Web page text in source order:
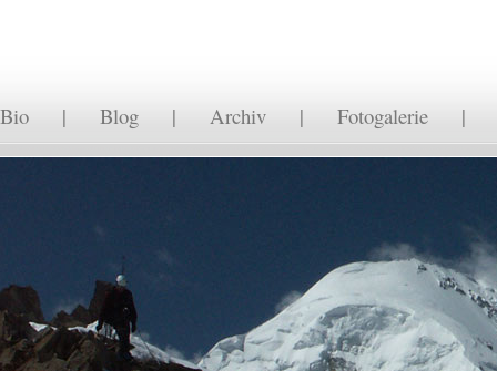
Bio | Blog | Archiv | Fotogalerie